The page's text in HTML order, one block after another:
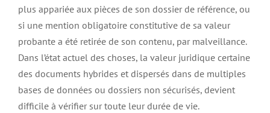
plus appariée aux pièces de son dossier de référence, ou
si une mention obligatoire constitutive de sa valeur
probante a été retirée de son contenu, par malveillance.
Dans l’état actuel des choses, la valeur juridique certaine
des documents hybrides et dispersés dans de multiples
bases de données ou dossiers non sécurisés, devient
difficile à vérifier sur toute leur durée de vie.